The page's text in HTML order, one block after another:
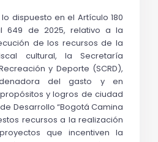
dispuesto en el Artículo 180
649 de 2025, relativo a la
de los recursos de la
cultural, la Secretaría
y Deporte (SCRD),
del gasto y en
y logros de ciudad
Desarrollo “Bogotá Camina
recursos a la realización
que incentiven la